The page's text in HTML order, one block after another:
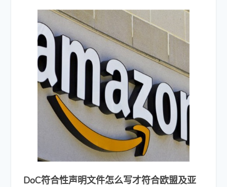
DoC符合性声明文件怎么写才符合欧盟及亚